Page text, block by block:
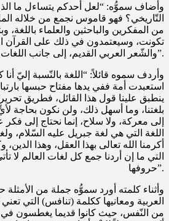
وأضاف سموُّه: “لعل أحدكم يتساءل ما
التّاريخي؟ فهو قاموس نجمع من خلاله
من المفكرين والباحثين والعلماء باللغة،
تكونت، وسيعتمدون في ذلك على القرآن
والشّعر العربي القديم، إلى جانب اللغات السامية”.
وأردف سموه قائلاً: “اللغة بالنّسبة إليّ أنا
استعبدت أمة ففي يدها مفتاح حبسها
ينطبق علينا قول هذا القائل، فطريق
بلغتنا، وما أسهل ذلك، ولن نكون بحاجة
إلى معركة، ولا سلاح، إنما نحتاج إلى
اللغة التي هي لغة جبريل عليه السّلام،
أكرمنا الله تعالى بهذا العقل، وهذا الدين،
التي ما إن أردنا جمع كل لغات العالم لا
حروفها”.
وأثناء كلمته أورد سموُّه جملة من
العربية ومعانيها ككلمة (تنافس) التي
من النّفس، حيث كانوا قديما يغطسون في